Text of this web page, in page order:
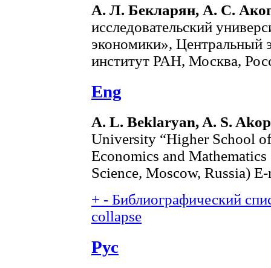
А. Л. Бекларян, А. С.
исследовательский
экономики», Центральный
институт РАН, Москва,
Eng
A. L. Beklaryan, A. S.
University “Higher School
Economics and
Science, Moscow, Russia)
+ - Библиографический
collapse
Рус